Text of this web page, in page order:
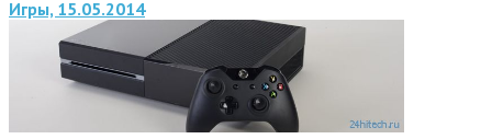
Игры, 15.05.2014